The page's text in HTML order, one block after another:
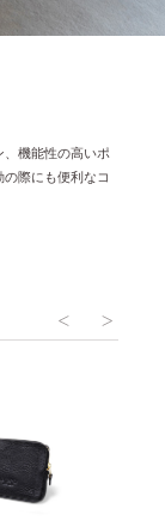
機能性の高いポ
際にも便利なコ